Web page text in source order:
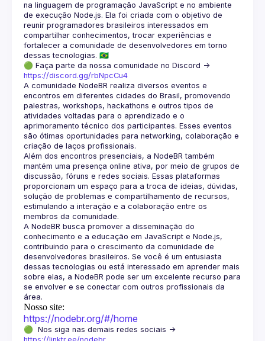
na linguagem de programação JavaScript e no ambiente
de execução Node.js. Ela foi criada com o objetivo de
reunir programadores brasileiros interessados em
compartilhar conhecimentos, trocar experiências e
fortalecer a comunidade de desenvolvedores em torno
🟢 Faça parte da nossa comunidade no Discord ->
https://discord.gg/rbNpcCu4
A comunidade NodeBR realiza diversos eventos e
encontros em diferentes cidades do Brasil, promovendo
palestras, workshops, hackathons e outros tipos de
atividades voltadas para o aprendizado e o
aprimoramento técnico dos participantes. Esses eventos
são ótimas oportunidades para networking, colaboração e
Além dos encontros presenciais, a NodeBR também
mantém uma presença online ativa, por meio de grupos de
discussão, fóruns e redes sociais. Essas plataformas
proporcionam um espaço para a troca de ideias, dúvidas,
solução de problemas e compartilhamento de recursos,
estimulando a interação e a colaboração entre os
A NodeBR busca promover a disseminação do
conhecimento e a educação em JavaScript e Node.js,
contribuindo para o crescimento da comunidade de
desenvolvedores brasileiros. Se você é um entusiasta
dessas tecnologias ou está interessado em aprender mais
sobre elas, a NodeBR pode ser um excelente recurso para
se envolver e se conectar com outros profissionais da
Nosso site:
https://nodebr.org/#/home